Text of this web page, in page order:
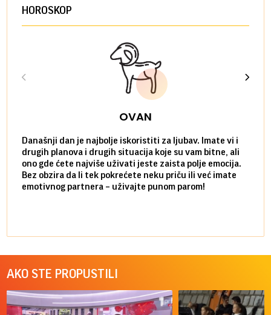
HOROSKOP
OVAN
Današnji dan je najbolje iskoristiti za ljubav. Imate vi i
drugih planova i drugih situacija koje su vam bitne, ali
ono gde ćete najviše uživati jeste zaista polje emocija.
Bez obzira da li tek pokrećete neku priču ili već imate
emotivnog partnera – uživajte punom parom!
AKO STE PROPUSTILI